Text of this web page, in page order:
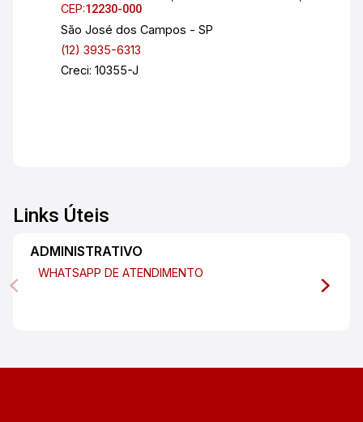
CEP:12230-000
São José dos Campos - SP
(12) 3935-6313
Creci: 10355-J
Links Úteis
ADMINISTRATIVO
WHATSAPP DE ATENDIMENTO